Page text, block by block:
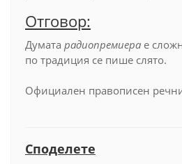
Отговор:
Думата радиопремиера е
по традиция се пише слято.
Официален правописен
Споделете